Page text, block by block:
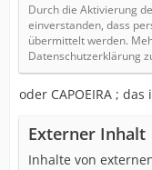
Durch die Aktivierung
einverstanden, dass
übermittelt werden.
Datenschutzerklärung
oder CAPOEIRA ;
Externer Inhalt
Inhalte von